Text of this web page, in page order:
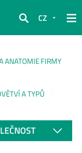
Hledat
CZ
ANATOMIE FIRMY
A TYPŮ